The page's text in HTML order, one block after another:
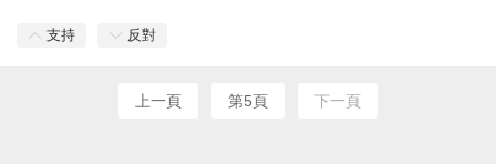
支持 反對
上一頁 第5頁 下一頁